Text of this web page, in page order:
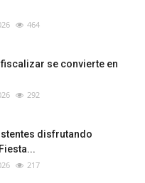
464
se convierte en
292
disfrutando
217